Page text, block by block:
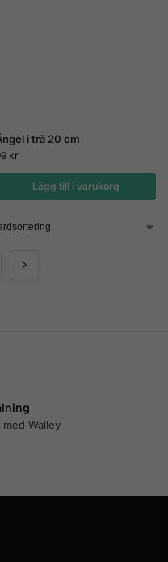
i trä 20 cm
kr
Lägg till i varukorg
Walley